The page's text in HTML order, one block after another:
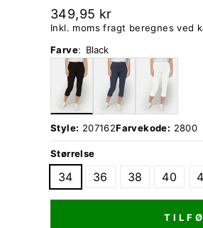
349,95 kr
Inkl. moms fragt beregnes ved
Farve: Black
Style: 207162Farvekode: 2800
Størrelse
34 36 38 40